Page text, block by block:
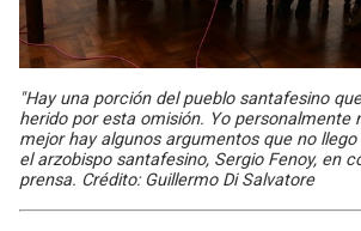
"Hay una porción del pueblo santafesino
herido por esta omisión. Yo personalmente
mejor hay algunos argumentos que no
el arzobispo santafesino, Sergio Fenoy, en
prensa. Crédito: Guillermo Di Salvatore